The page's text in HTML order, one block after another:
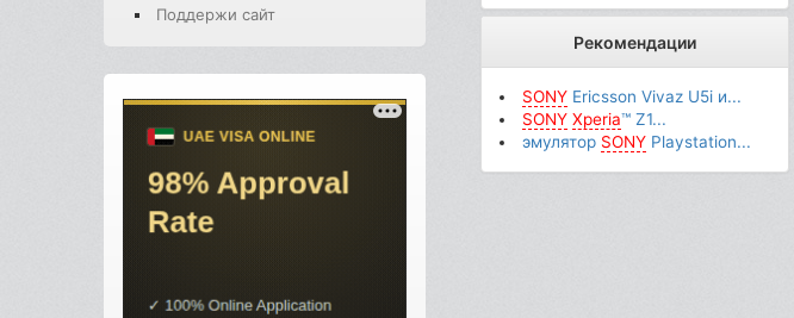
Поддержи сайт
Рекомендации
SONYEricsson Vivaz U5i и...
SONY Xperia™ Z1...
эмулятор SONYPlaystation...